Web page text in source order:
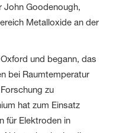
John Goodenough,
Metalloxide an der
und begann, das
bei Raumtemperatur
zu
hat zum Einsatz
für Elektroden in